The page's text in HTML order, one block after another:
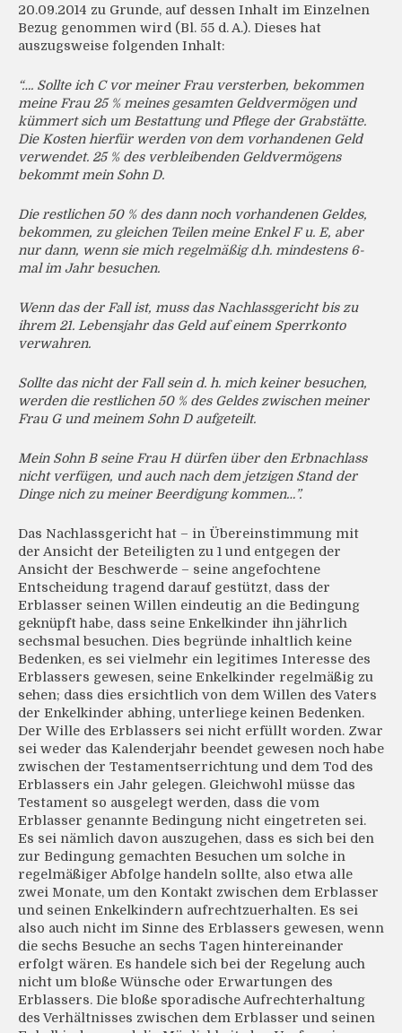
20.09.2014 zu Grunde, auf dessen Inhalt im Einzelnen
Bezug genommen wird (Bl. 55 d. A.). Dieses hat
auszugsweise folgenden Inhalt:
“…. Sollte ich C vor meiner Frau versterben, bekommen
meine Frau 25 % meines gesamten Geldvermögen und
kümmert sich um Bestattung und Pflege der Grabstätte.
Die Kosten hierfür werden von dem vorhandenen Geld
verwendet. 25 % des verbleibenden Geldvermögens
bekommt mein Sohn D.
Die restlichen 50 % des dann noch vorhandenen Geldes,
bekommen, zu gleichen Teilen meine Enkel F u. E, aber
nur dann, wenn sie mich regelmäßig d.h. mindestens 6-
mal im Jahr besuchen.
Wenn das der Fall ist, muss das Nachlassgericht bis zu
ihrem 21. Lebensjahr das Geld auf einem Sperrkonto
verwahren.
Sollte das nicht der Fall sein d. h. mich keiner besuchen,
werden die restlichen 50 % des Geldes zwischen meiner
Frau G und meinem Sohn D aufgeteilt.
Mein Sohn B seine Frau H dürfen über den Erbnachlass
nicht verfügen, und auch nach dem jetzigen Stand der
Dinge nich zu meiner Beerdigung kommen…”.
Das Nachlassgericht hat – in Übereinstimmung mit
der Ansicht der Beteiligten zu 1 und entgegen der
Ansicht der Beschwerde – seine angefochtene
Entscheidung tragend darauf gestützt, dass der
Erblasser seinen Willen eindeutig an die Bedingung
geknüpft habe, dass seine Enkelkinder ihn jährlich
sechsmal besuchen. Dies begründe inhaltlich keine
Bedenken, es sei vielmehr ein legitimes Interesse des
Erblassers gewesen, seine Enkelkinder regelmäßig zu
sehen; dass dies ersichtlich von dem Willen des Vaters
der Enkelkinder abhing, unterliege keinen Bedenken.
Der Wille des Erblassers sei nicht erfüllt worden. Zwar
sei weder das Kalenderjahr beendet gewesen noch habe
zwischen der Testamentserrichtung und dem Tod des
Erblassers ein Jahr gelegen. Gleichwohl müsse das
Testament so ausgelegt werden, dass die vom
Erblasser genannte Bedingung nicht eingetreten sei.
Es sei nämlich davon auszugehen, dass es sich bei den
zur Bedingung gemachten Besuchen um solche in
regelmäßiger Abfolge handeln sollte, also etwa alle
zwei Monate, um den Kontakt zwischen dem Erblasser
und seinen Enkelkindern aufrechtzuerhalten. Es sei
also auch nicht im Sinne des Erblassers gewesen, wenn
die sechs Besuche an sechs Tagen hintereinander
erfolgt wären. Es handele sich bei der Regelung auch
nicht um bloße Wünsche oder Erwartungen des
Erblassers. Die bloße sporadische Aufrechterhaltung
des Verhältnisses zwischen dem Erblasser und seinen